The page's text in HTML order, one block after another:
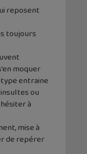
reposent
toujours
moquer
entraine
ou
à
mise à
de repérer